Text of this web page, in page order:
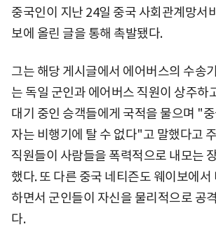
중국인이 지난 24일 중국 사회관계망서
보에 올린 글을 통해 촉발됐다.
그는 해당 게시글에서 에어버스의 수송
는 독일 군인과 에어버스 직원이 상주하
대기 중인 승객들에게 국적을 물으며 "
자는 비행기에 탈 수 없다"고 말했다고
직원들이 사람들을 폭력적으로 내모는
했다. 또 다른 중국 네티즌도 웨이보에서
하면서 군인들이 자신을 물리적으로 공
다.